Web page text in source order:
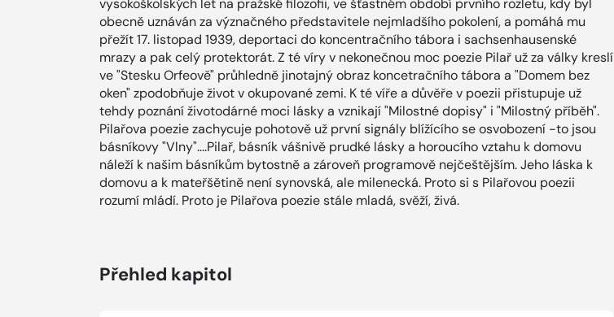
vysokoškolských let na pražské filozofii, ve šťastném období prvního rozletu, kdy byl
obecně uznáván za význačného představitele nejmladšího pokolení, a pomáhá mu
přežít 17. listopad 1939, deportaci do koncentračního tábora i sachsenhausenské
mrazy a pak celý protektorát. Z té víry v nekonečnou moc poezie Pilař už za války kreslí
ve "Stesku Orfeově" průhledně jinotajný obraz koncetračního tábora a "Domem bez
oken" zpodobňuje život v okupované zemi. K té víře a důvěře v poezii přistupuje už
tehdy poznání životodárné moci lásky a vznikají "Milostné dopisy" i "Milostný příběh".
Pilařova poezie zachycuje pohotově už první signály blížícího se osvobození -to jsou
básníkovy "Vlny"....Pilař, básník vášnivě prudké lásky a horoucího vztahu k domovu
náleží k našim básníkům bytostně a zároveň programově nejčeštějším. Jeho láska k
domovu a k mateřšětině není synovská, ale milenecká. Proto si s Pilařovou poezii
rozumí mládí. Proto je Pilařova poezie stále mladá, svěží, živá.
Přehled kapitol